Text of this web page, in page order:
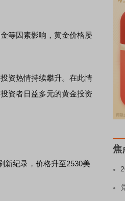
等因素影响，黄金价格屡
资热情持续攀升。在此情
资者日益多元的黄金投资
纪录，价格升至2530美
焦